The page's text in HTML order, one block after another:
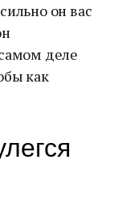
он вас
деле
как